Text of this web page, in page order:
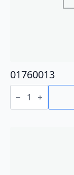
01760013
01760013
adet